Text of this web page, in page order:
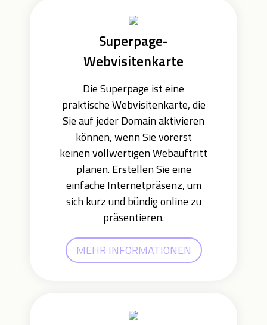
Superpage-
Webvisitenkarte
Die Superpage ist eine
praktische Webvisitenkarte, die
Sie auf jeder Domain aktivieren
können, wenn Sie vorerst
keinen vollwertigen Webauftritt
planen. Erstellen Sie eine
einfache Internetpräsenz, um
sich kurz und bündig online zu
präsentieren.
MEHR INFORMATIONEN